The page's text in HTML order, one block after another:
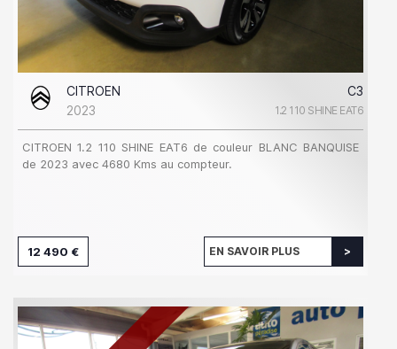
CITROEN
C3
2023
1.2 110 SHINE EAT6
CITROEN 1.2 110 SHINE EAT6 de couleur BLANC BANQUISE
de 2023 avec 4680 Kms au compteur.
12 490 € EN SAVOIR PLUS